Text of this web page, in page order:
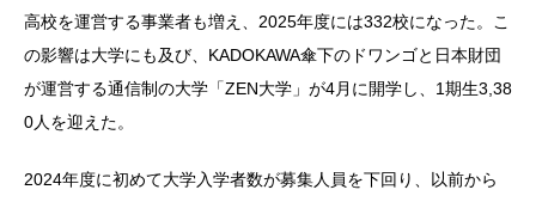
高校を運営する事業者も増え、2025年度には332校になった。こ
の影響は大学にも及び、KADOKAWA傘下のドワンゴと日本財団
が運営する通信制の大学「ZEN大学」が4月に開学し、1期生3,38
0人を迎えた。
2024年度に初めて大学入学者数が募集人員を下回り、以前から